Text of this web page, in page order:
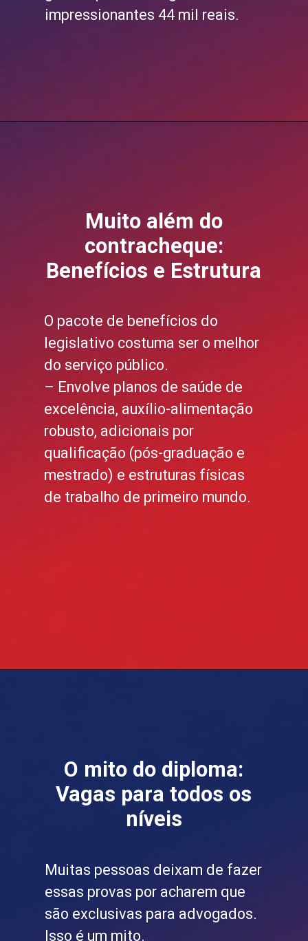
impressionantes 44 mil reais.
Muito além do
contracheque:
Benefícios e Estrutura
O pacote de benefícios do
legislativo costuma ser o melhor
do serviço público.
– Envolve planos de saúde de
excelência, auxílio-alimentação
robusto, adicionais por
qualificação (pós-graduação e
mestrado) e estruturas físicas
de trabalho de primeiro mundo.
O mito do diploma:
Vagas para todos os
níveis
Muitas pessoas deixam de fazer
essas provas por acharem que
são exclusivas para advogados.
Isso é um mito.